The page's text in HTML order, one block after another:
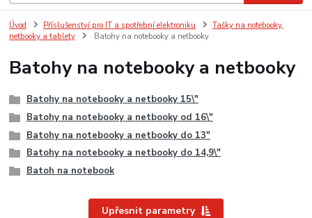
Úvod Příslušenství pro IT a spotřební elektroniku
Tašky na notebooky,
netbooky a tablety
Batohy na notebooky a netbooky
Batohy na notebooky a netbooky
Batohy na notebooky a netbooky 15\"
Batohy na notebooky a netbooky od 16\"
Batohy na notebooky a netbooky do 13"
Batohy na notebooky a netbooky do 14,9\"
Batoh na notebook
Upřesnit parametry